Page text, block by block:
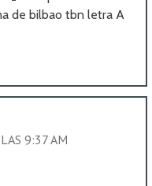
de bilbao tbn letra A
9:37 AM